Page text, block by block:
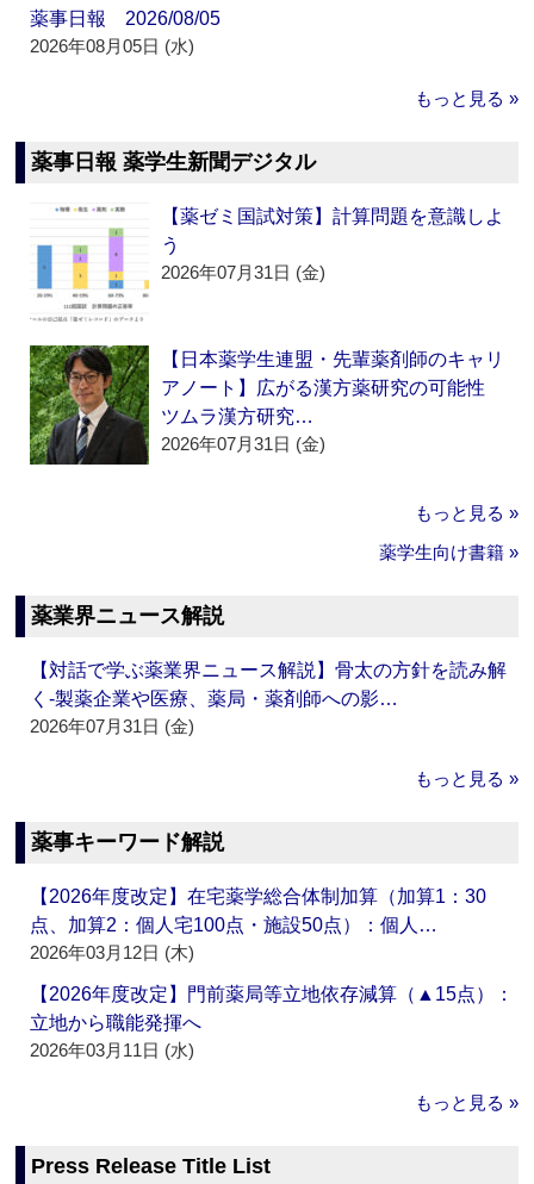
薬事日報 2026/08/05
2026年08月05日 (水)
もっと見る »
薬事日報 薬学生新聞デジタル
【薬ゼミ国試対策】計算問題を意識しよ
う
2026年07月31日 (金)
【日本薬学生連盟・先輩薬剤師のキャリ
アノート】広がる漢方薬研究の可能性
ツムラ漢方研究…
2026年07月31日 (金)
もっと見る »
薬学生向け書籍 »
薬業界ニュース解説
【対話で学ぶ薬業界ニュース解説】骨太の方針を読み解
く‐製薬企業や医療、薬局・薬剤師への影…
2026年07月31日 (金)
もっと見る »
薬事キーワード解説
【2026年度改定】在宅薬学総合体制加算（加算1：30
点、加算2：個人宅100点・施設50点）：個人…
2026年03月12日 (木)
【2026年度改定】門前薬局等立地依存減算（▲15点）：
立地から職能発揮へ
2026年03月11日 (水)
もっと見る »
Press Release Title List